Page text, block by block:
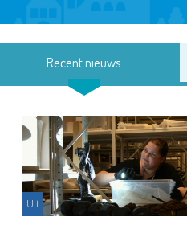
Recent nieuws
Uit